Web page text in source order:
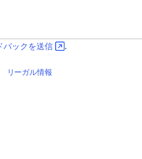
バックを送信 .
リーガル情報